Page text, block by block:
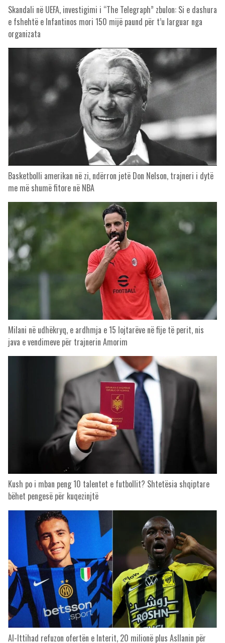
Skandali në UEFA, investigimi i “The Telegraph” zbulon: Si e dashura
e fshehtë e Infantinos mori 150 mijë paund për t’u larguar nga
organizata
Basketbolli amerikan në zi, ndërron jetë Don Nelson, trajneri i dytë
me më shumë fitore në NBA
Milani në udhëkryq, e ardhmja e 15 lojtarëve në fije të perit, nis
java e vendimeve për trajnerin Amorim
Kush po i mban peng 10 talentet e futbollit? Shtetësia shqiptare
bëhet pengesë për kuqezinjtë
Al-Ittihad refuzon ofertën e Interit, 20 milionë plus Asllanin për